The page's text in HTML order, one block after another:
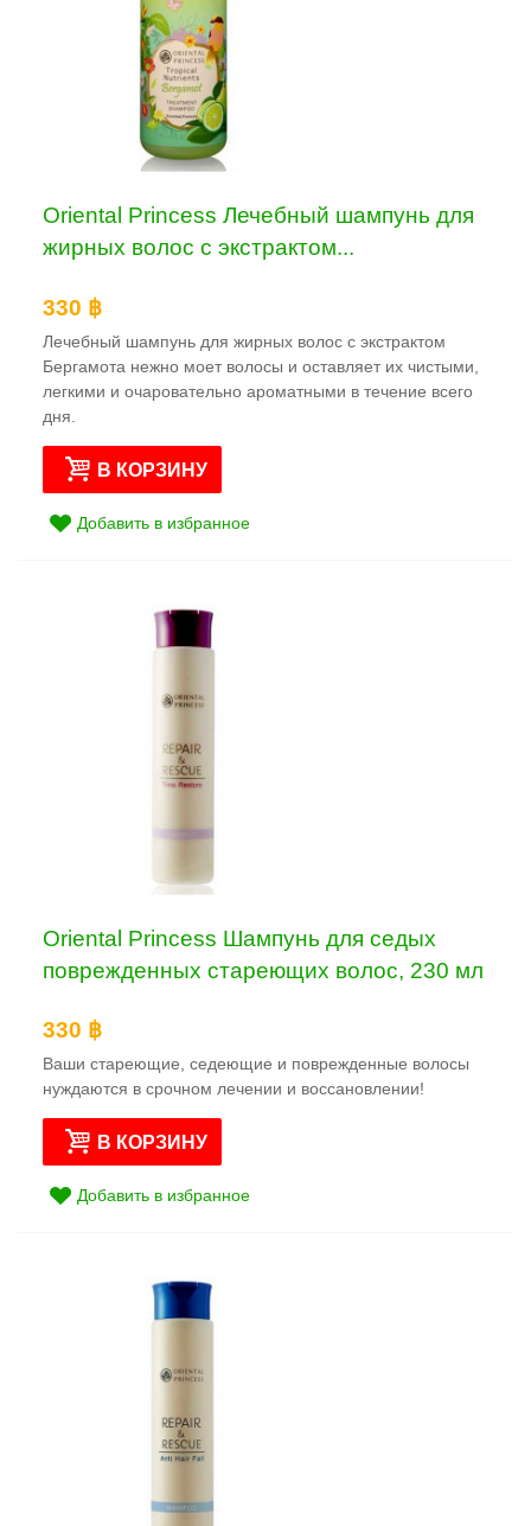
Oriental Princess Лечебный шампунь для
жирных волос с экстрактом...
330 ฿
Лечебный шампунь для жирных волос с экстрактом
Бергамота нежно моет волосы и оставляет их чистыми,
легкими и очаровательно ароматными в течение всего
дня.
В КОРЗИНУ
Добавить в избранное
Oriental Princess Шампунь для седых
поврежденных стареющих волос, 230 мл
330 ฿
Ваши стареющие, седеющие и поврежденные волосы
нуждаются в срочном лечении и воссановлении!
В КОРЗИНУ
Добавить в избранное